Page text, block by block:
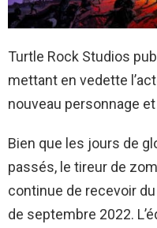
Turtle Rock Studios
mettant en vedette
nouveau personnage
Bien que les jours de
passés, le tireur de
continue de recevoir
de septembre 2022.